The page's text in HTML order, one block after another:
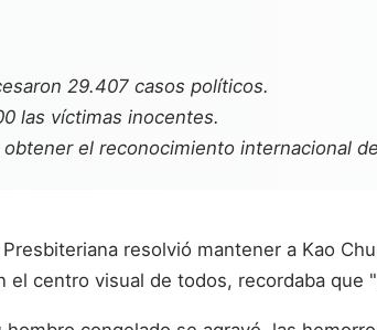
29.407 casos políticos.
las víctimas inocentes.
el reconocimiento internacional
resolvió mantener a Kao
centro visual de todos, recordaba